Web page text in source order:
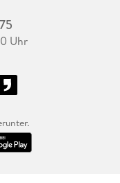
Uhr